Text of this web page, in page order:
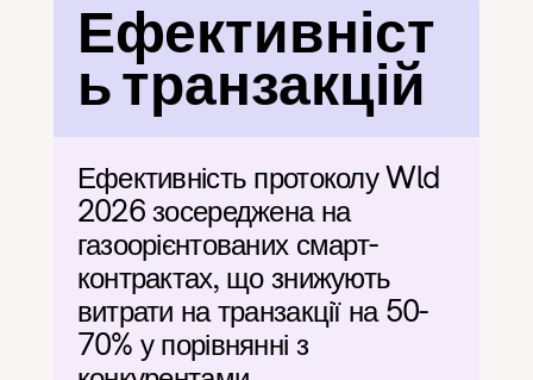
Ефективніст
ь транзакцій
Ефективність протоколу Wld
2026 зосереджена на
газоорієнтованих смарт-
контрактах, що знижують
витрати на транзакції на 50-
70% у порівнянні з